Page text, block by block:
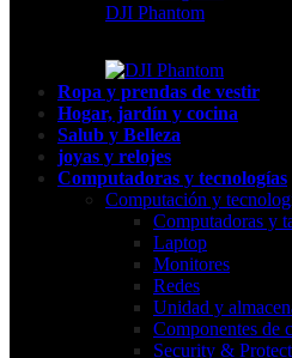
DJI Phantom
Ropa y prendas de vestir
Hogar, jardín y cocina
Salub y Belleza
joyas y relojes
Computadoras y tecnologías
Computación y
Computadoras y
Laptop
Monitores
Redes
Unidad y
Componentes de
Security &